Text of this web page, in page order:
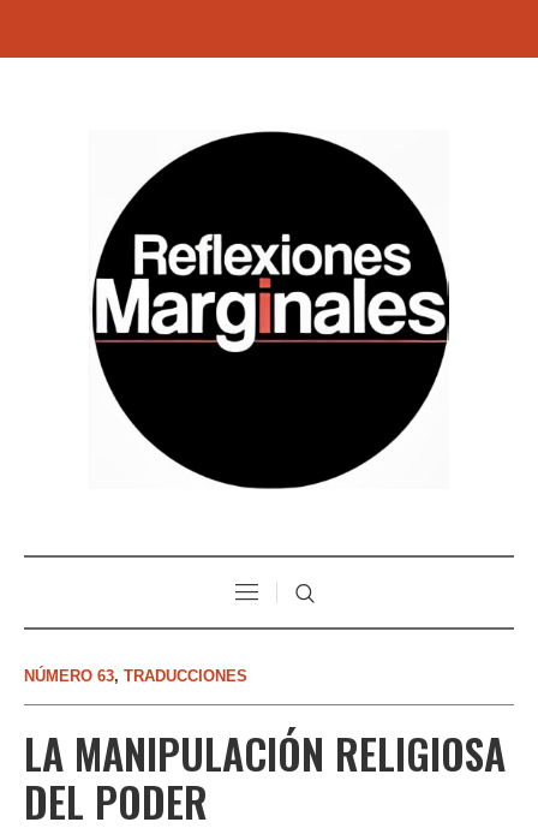
NÚMERO 63, TRADUCCIONES
LA MANIPULACIÓN RELIGIOSA
DEL PODER